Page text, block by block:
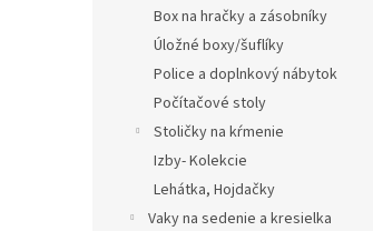
Box na hračky a zásobníky
Úložné boxy/šuflíky
Police a doplnkový nábytok
Počítačové stoly
Stoličky na kŕmenie
Izby- Kolekcie
Lehátka, Hojdačky
Vaky na sedenie a kresielka